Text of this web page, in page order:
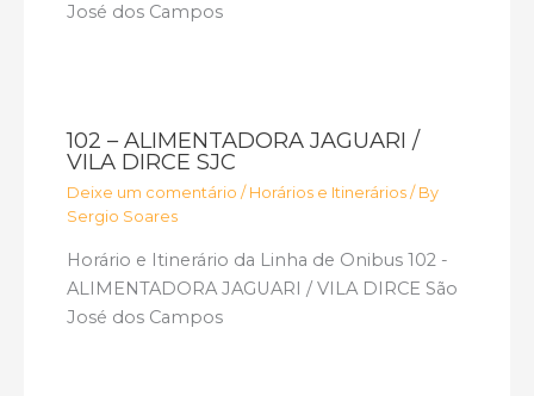
José dos Campos
102 – ALIMENTADORA JAGUARI /
VILA DIRCE SJC
Deixe um comentário / Horários e Itinerários / By
Sergio Soares
Horário e Itinerário da Linha de Onibus 102 -
ALIMENTADORA JAGUARI / VILA DIRCE São
José dos Campos